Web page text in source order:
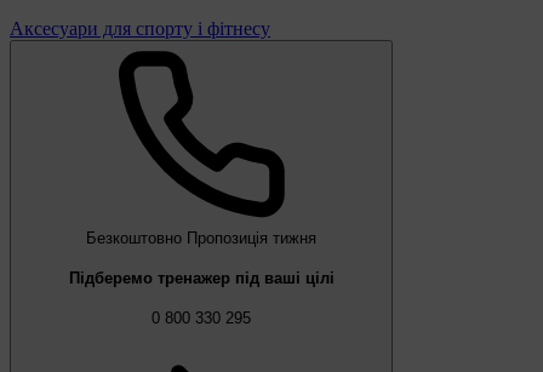
Аксесуари для спорту і фітнесу
Безкоштовно Пропозиція тижня
Підберемо тренажер під ваші цілі
0 800 330 295